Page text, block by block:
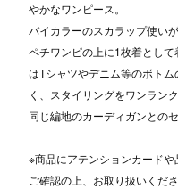
やかなワンピース。
バイカラーのスカラップ使い
ペチワンピの上に1枚着とし
はTシャツやデニム等のボト
く、スタイリングをワンラン
同じ編地のカーディガンとの
※商品にアテンションカード
ご確認の上、お取り扱いくださ